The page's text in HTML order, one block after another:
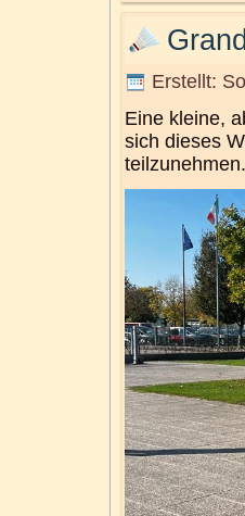
Erstellt:
Eine kleine,
sich dieses
teilzunehmen.